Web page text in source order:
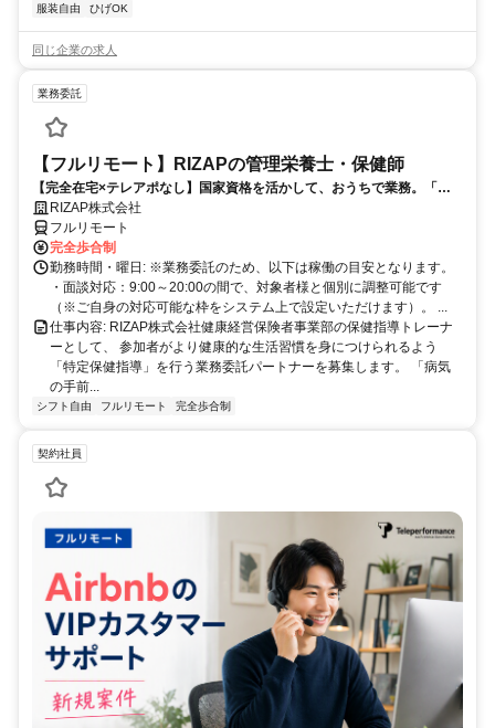
服装自由
ひげOK
同じ企業の求人
業務委託
【フルリモート】RIZAPの管理栄養士・保健師
【完全在宅×テレアポなし】国家資格を活かして、おうちで業務。「も
う一つの安心」を。主婦・Wワーカー活躍中！「平日の日中だけ」「夕
方以降の数時間だけ」など、生活リズムに合わせた時間調整が可能で
す。1件ごとの成果報酬型だから、頑張った分だけ手応えのある収入
に。充実のサポート体制で、安心の在宅ワークを始めませんか？
RIZAP株式会社
フルリモート
完全歩合制
勤務時間・曜日: ※業務委託のため、以下は稼働の目安となります。
・面談対応：9:00～20:00の間で、対象者様と個別に調整可能です
（※ご自身の対応可能な枠をシステム上で設定いただけます）。 ...
仕事内容: RIZAP株式会社健康経営保険者事業部の保健指導トレーナ
ーとして、 参加者がより健康的な生活習慣を身につけられるよう
「特定保健指導」を行う業務委託パートナーを募集します。 「病気
の手前...
シフト自由 フルリモート 完全歩合制
契約社員